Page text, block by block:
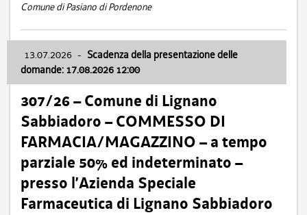
Comune di Pasiano di Pordenone
13.07.2026 - Scadenza della presentazione delle
domande: 17.08.2026 12:00
307/26 – Comune di Lignano
Sabbiadoro – COMMESSO DI
FARMACIA/MAGAZZINO – a tempo
parziale 50% ed indeterminato –
presso l’Azienda Speciale
Farmaceutica di Lignano Sabbiadoro